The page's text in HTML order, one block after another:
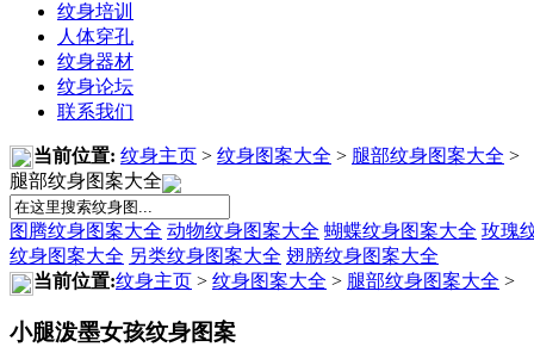
纹身培训
人体穿孔
纹身器材
纹身论坛
联系我们
当前位置: 纹身主页 > 纹身图案大全 > 腿部纹身图案大全 >
腿部纹身图案大全
图腾纹身图案大全 动物纹身图案大全 蝴蝶纹身图案大全 玫瑰
纹身图案大全 另类纹身图案大全 翅膀纹身图案大全
当前位置:纹身主页 > 纹身图案大全 > 腿部纹身图案大全 >
小腿泼墨女孩纹身图案